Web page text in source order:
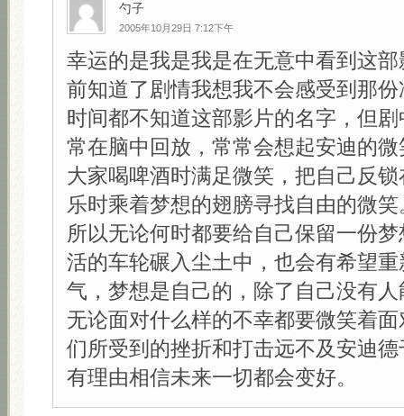
勺子
2005年10月29日 7:12下午
幸运的是我是我是在无意中看到这
前知道了剧情我想我不会感受到那
时间都不知道这部影片的名字，但
常在脑中回放，常常会想起安迪的
大家喝啤酒时满足微笑，把自己反
乐时乘着梦想的翅膀寻找自由的微笑
所以无论何时都要给自己保留一份
活的车轮碾入尘土中，也会有希望
气，梦想是自己的，除了自己没有
无论面对什么样的不幸都要微笑着
们所受到的挫折和打击远不及安迪
有理由相信未来一切都会变好。